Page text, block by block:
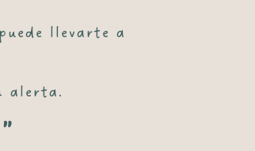
llevarte a
alerta.